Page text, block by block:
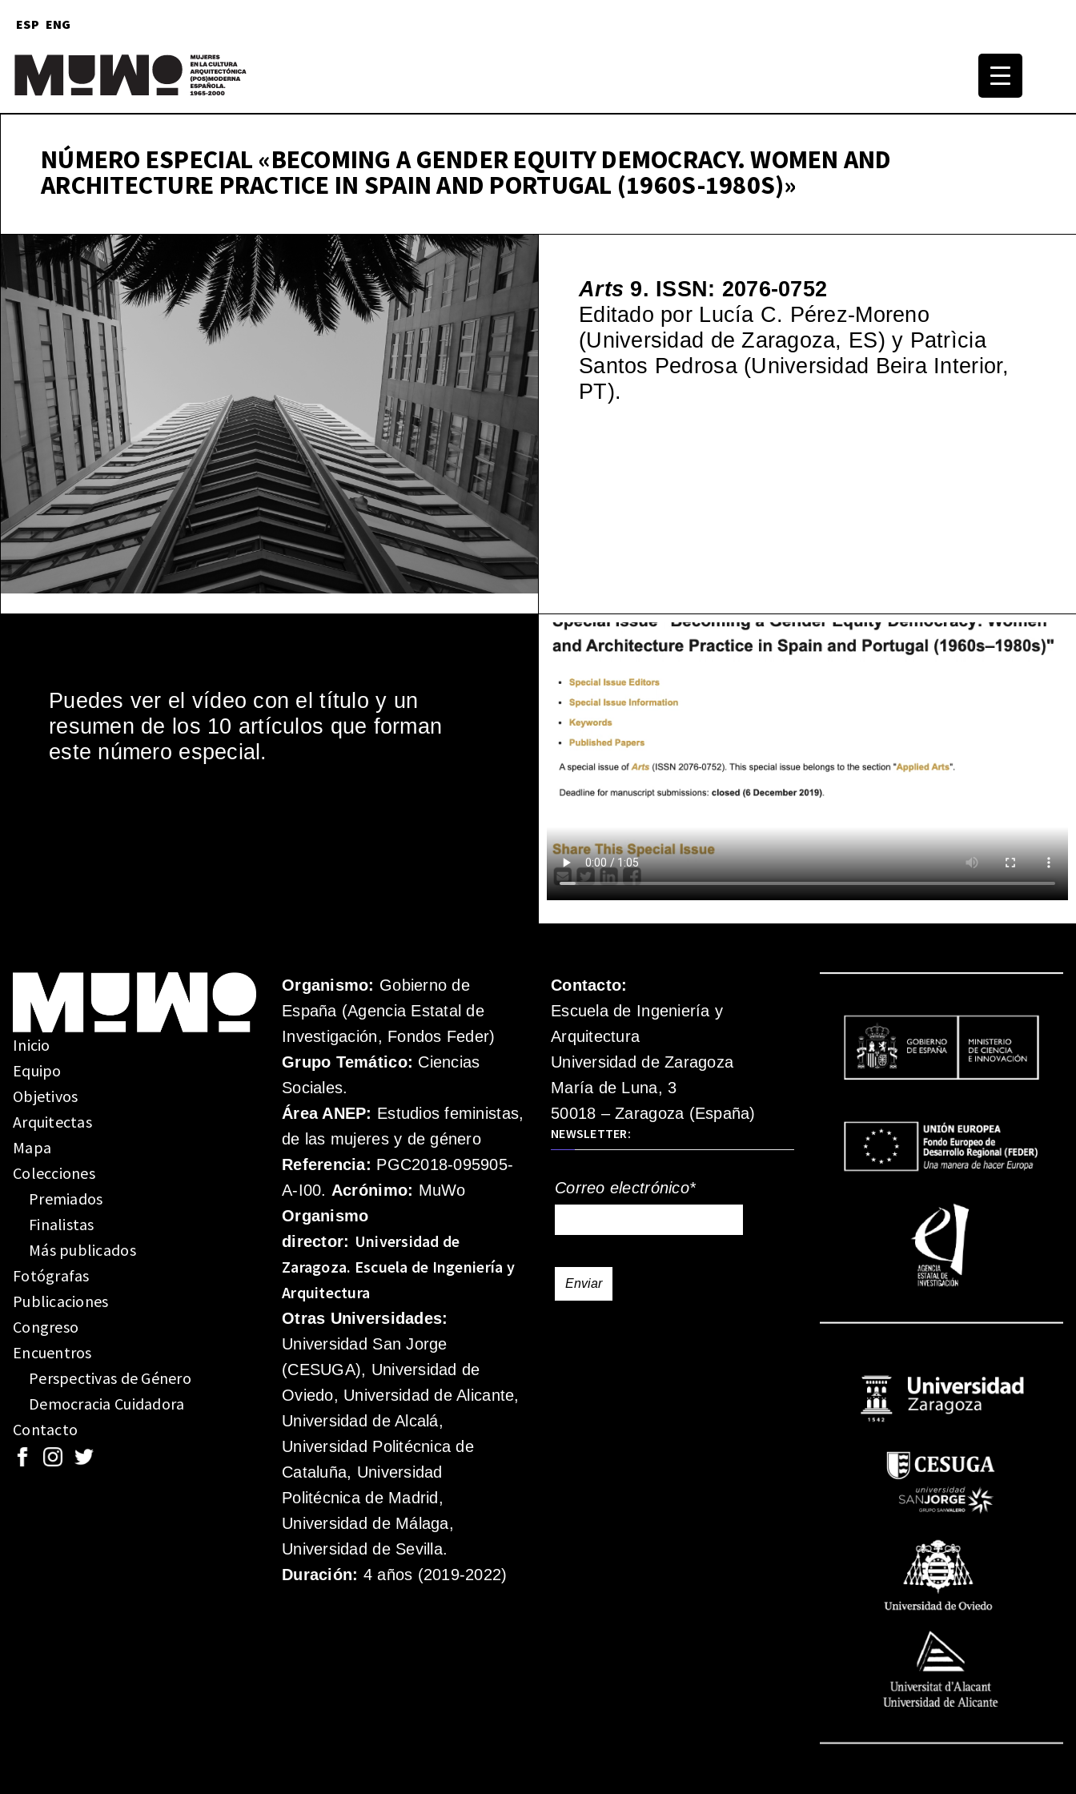
ESP ENG
MuWo – Mujeres en la Cultura Arquitectónica
(pos)moderna española, 1965-2000
NÚMERO ESPECIAL «BECOMING A GENDER EQUITY DEMOCRACY. WOMEN AND
ARCHITECTURE PRACTICE IN SPAIN AND PORTUGAL (1960S-1980S)»
Arts 9. ISSN: 2076-0752
Editado por Lucía C. Pérez-Moreno
(Universidad de Zaragoza, ES) y Patrìcia
Santos Pedrosa (Universidad Beira Interior,
PT).
Puedes ver el vídeo con el título y un
resumen de los 10 artículos que forman
este número especial.
Inicio
Equipo
Objetivos
Arquitectas
Mapa
Colecciones
Premiados
Finalistas
Más publicados
Fotógrafas
Publicaciones
Congreso
Encuentros
Perspectivas de Género
Democracia Cuidadora
Contacto
Organismo: Gobierno de
España (Agencia Estatal de
Investigación, Fondos Feder)
Grupo Temático: Ciencias
Sociales.
Área ANEP: Estudios feministas,
de las mujeres y de género
Referencia: PGC2018-095905-
A-I00. Acrónimo: MuWo
Organismo
director: Universidad de
Zaragoza. Escuela de Ingeniería y
Arquitectura
Otras Universidades:
Universidad San Jorge
(CESUGA), Universidad de
Oviedo, Universidad de Alicante,
Universidad de Alcalá,
Universidad Politécnica de
Cataluña, Universidad
Politécnica de Madrid,
Universidad de Málaga,
Universidad de Sevilla.
Duración: 4 años (2019-2022)
Contacto:
Escuela de Ingeniería y
Arquitectura
Universidad de Zaragoza
María de Luna, 3
50018 – Zaragoza (España)
NEWSLETTER:
Correo electrónico*